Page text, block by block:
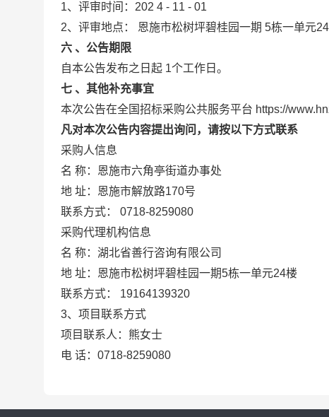
1、评审时间：202 4 - 11 - 01
2、评审地点： 恩施市松树坪碧桂园一期 5栋一单元
六 、公告期限
自本公告发布之日起 1个工作日。
七 、其他补充事宜
本次公告在全国招标采购公共服务平台 https://
凡对本次公告内容提出询问，请按以下方式联系
采购人信息
名 称：恩施市六角亭街道办事处
地 址：恩施市解放路170号
联系方式： 0718-8259080
采购代理机构信息
名 称：湖北省善行咨询有限公司
地 址：恩施市松树坪碧桂园一期5栋一单元24楼
联系方式： 19164139320
3、项目联系方式
项目联系人：熊女士
电 话：0718-8259080